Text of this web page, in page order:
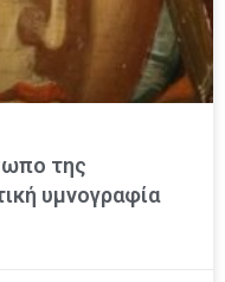
της
υμνογραφία